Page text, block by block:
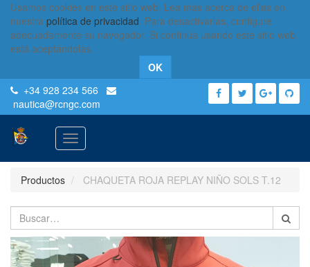
Usamos cookies en este sitio web. Lea más acerca de ellas en
nuestra política de privacidad. Para desactivarlas, configure
adecuadamente su navegador. Si continúa usando este sitio web,
está aceptándolas.
OK
+34 928 234 566
nautica@rcngc.com
Activar
navegación
Productos
CHAQUETA ROJA REPLAY NIÑO SOLS T.12